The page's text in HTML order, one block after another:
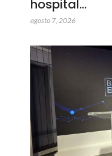
hospital…
agosto 7, 2026